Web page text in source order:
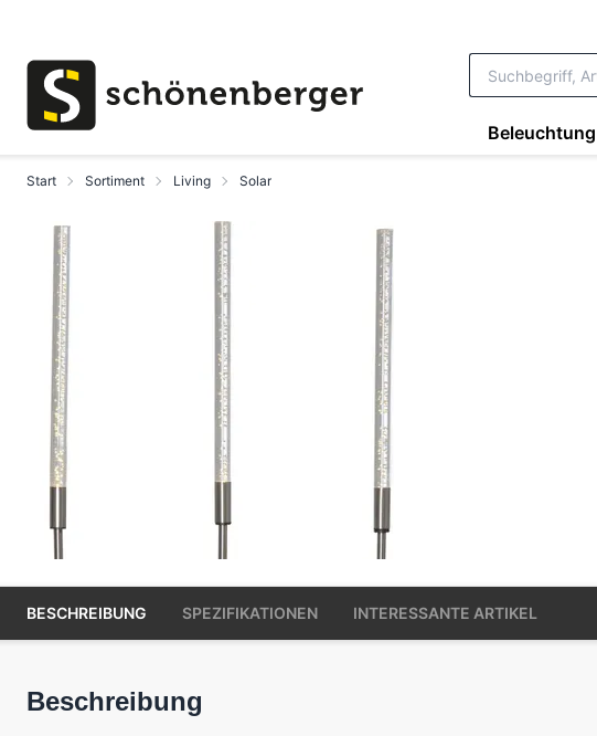
Beleuchtung
Start Sortiment Living Solar
BESCHREIBUNG SPEZIFIKATIONEN INTERESSANTE ARTIKEL
Beschreibung